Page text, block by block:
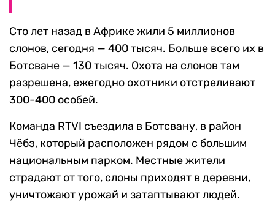
Сто лет назад в Африке жили 5 миллионов
слонов, сегодня — 400 тысяч. Больше всего их в
Ботсване — 130 тысяч. Охота на слонов там
разрешена, ежегодно охотники отстреливают
300-400 особей.
Команда RTVI съездила в Ботсвану, в район
Чёбэ, который расположен рядом с большим
национальным парком. Местные жители
страдают от того, слоны приходят в деревни,
уничтожают урожай и затаптывают людей.